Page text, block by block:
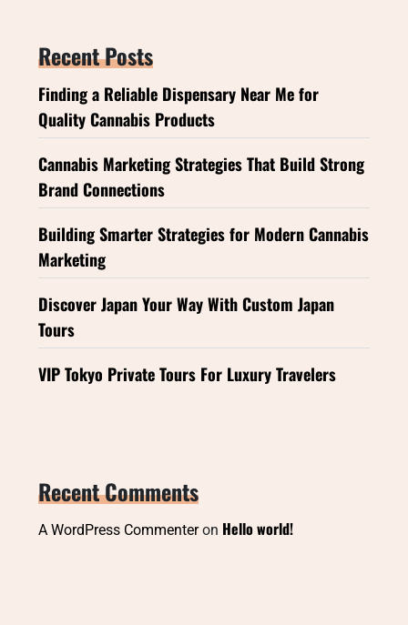
Recent Posts
Finding a Reliable Dispensary Near Me for
Quality Cannabis Products
Cannabis Marketing Strategies That Build Strong
Brand Connections
Building Smarter Strategies for Modern Cannabis
Marketing
Discover Japan Your Way With Custom Japan
Tours
VIP Tokyo Private Tours For Luxury Travelers
Recent Comments
A WordPress Commenteron Hello world!